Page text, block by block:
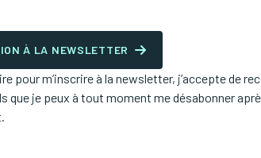
À LA NEWSLETTER
pour m’inscrire à la newsletter, j’accepte de
que je peux à tout moment me désabonner